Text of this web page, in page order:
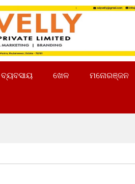
ବ୍ୟବସାୟ ଖେଳ ମନୋରଞ୍ଜନ